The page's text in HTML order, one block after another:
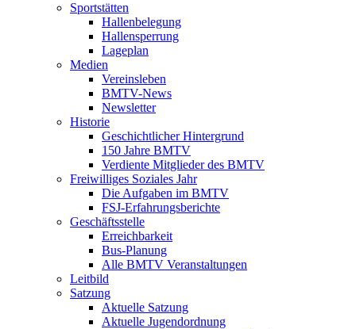
Sportstätten
Hallenbelegung
Hallensperrung
Lageplan
Medien
Vereinsleben
BMTV-News
Newsletter
Historie
Geschichtlicher Hintergrund
150 Jahre BMTV
Verdiente Mitglieder des BMTV
Freiwilliges Soziales Jahr
Die Aufgaben im BMTV
FSJ-Erfahrungsberichte
Geschäftsstelle
Erreichbarkeit
Bus-Planung
Alle BMTV Veranstaltungen
Leitbild
Satzung
Aktuelle Satzung
Aktuelle Jugendordnung